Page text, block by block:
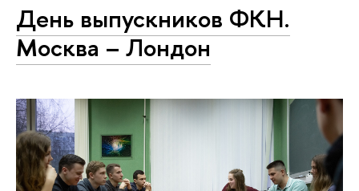
День выпускников ФКН.
Москва – Лондон